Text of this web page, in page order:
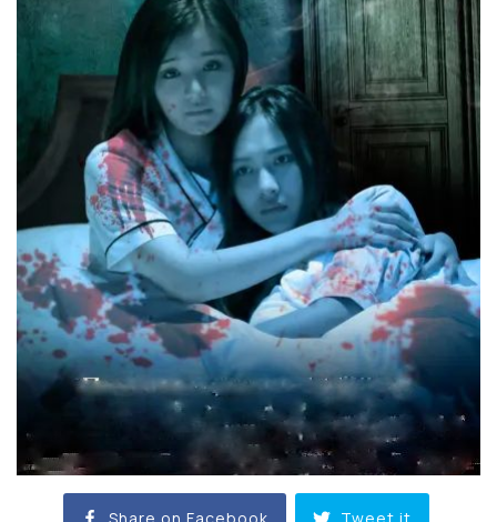
Share on Facebook Tweet it